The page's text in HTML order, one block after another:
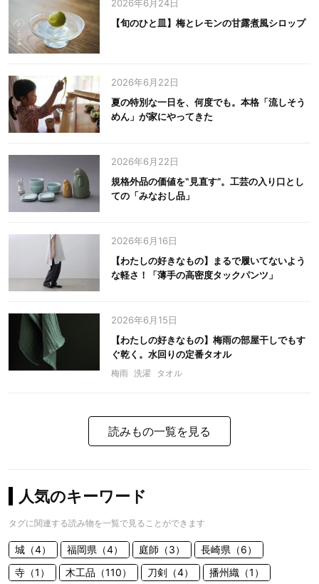
2026年6月24日
【旬のひと皿】梅とレモンの甘露煮風シロップ
2026年6月22日
夏の特別な一日を、何度でも。本格「流しそう
めん」が家にやってきた
2026年6月22日
規格外品の価値を‟見直す”。工芸の入り口とし
ての「みなおし品」
2026年6月16日
【わたしの好きなもの】まるで履いてないよう
な軽さ！「薄手の高密度タックパンツ」
2026年6月15日
【わたしの好きなもの】梅雨の部屋干しでもす
ぐ乾く。水回りの定番タオル
梅雨 洗濯 タオル
読みもの一覧を見る
人気のキーワード
タグに関連する読み物を一覧で見ることができます
城（4） 福岡県（4） 庭師（3）
長崎県（6）
寺（1）
木工品（110） 刀剣（4）
播州織（1）